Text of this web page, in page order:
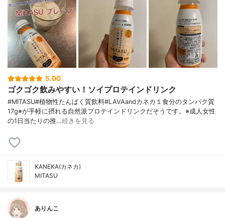
5.00
ゴクゴク飲みやすい！ソイプロテインドリンク
#MITASU#植物性たんぱく質飲料#LAVAandカネカ１食分のタンパク質
17g※が手軽に摂れる自然派プロテインドリンクだそうです。※成人女性
の1日当たりの推…続きを見る
KANEKA(カネカ)
MITASU
ありんこ